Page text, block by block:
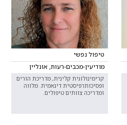
טיפול נפשי
מודיעין-מכבים-רעות, אונליין
קרימינולוגית קלינית, מדריכת הורים
ופסיכותרפיסטית דינאמית. מלווה
ומדריכה צוותים טיפולים.